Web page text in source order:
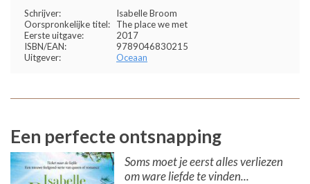
Schrijver:
Isabelle Broom
Oorspronkelijke titel:
The place we met
Eerste uitgave:
2017
ISBN/EAN:
9789046830215
Uitgever:
Oceaan
Een perfecte ontsnapping
Soms moet je eerst alles verliezen
om ware liefde te vinden...